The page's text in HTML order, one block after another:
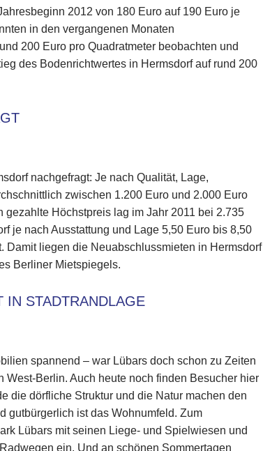
2012 von 180 Euro auf 190 Euro je
in den vergangenen Monaten
200 Euro pro Quadratmeter beobachten und
des Bodenrichtwertes in Hermsdorf auf rund 200
nachgefragt: Je nach Qualität, Lage,
zwischen 1.200 Euro und 2.000 Euro
Höchstpreis lag im Jahr 2011 bei 2.735
je nach Ausstattung und Lage 5,50 Euro bis 8,50
Damit liegen die Neuabschlussmieten in Hermsdorf
Berliner Mietspiegels.
IN STADTRANDLAGE
spannend – war Lübars doch schon zu Zeiten
Berlin. Auch heute noch finden Besucher hier
die dörfliche Struktur und die Natur machen den
gutbürgerlich ist das Wohnumfeld. Zum
Lübars mit seinen Liege- und Spielwiesen und